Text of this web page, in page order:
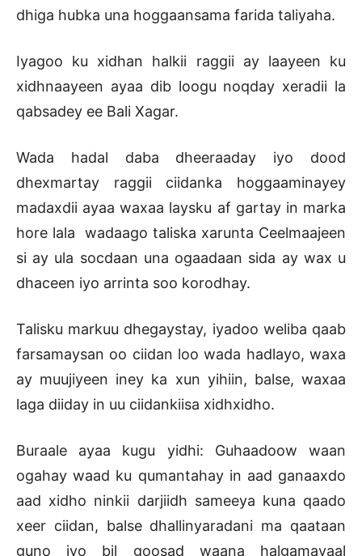
dhiga hubka una hoggaansama farida taliyaha.
Iyagoo ku xidhan halkii raggii ay laayeen ku
xidhnaayeen ayaa dib loogu noqday xeradii la
qabsadey ee Bali Xagar.
Wada hadal daba dheeraaday iyo dood
dhexmartay raggii ciidanka hoggaaminayey
madaxdii ayaa waxaa laysku af gartay in marka
hore lala wadaago taliska xarunta Ceelmaajeen
si ay ula socdaan una ogaadaan sida ay wax u
dhaceen iyo arrinta soo korodhay.
Talisku markuu dhegaystay, iyadoo weliba qaab
farsamaysan oo ciidan loo wada hadlayo, waxa
ay muujiyeen iney ka xun yihiin, balse, waxaa
laga diiday in uu ciidankiisa xidhxidho.
Buraale ayaa kugu yidhi: Guhaadoow waan
ogahay waad ku qumantahay in aad ganaaxdo
aad xidho ninkii darjiidh sameeya kuna qaado
xeer ciidan, balse dhallinyaradani ma qaataan
guno iyo bil goosad waana halgamayaal